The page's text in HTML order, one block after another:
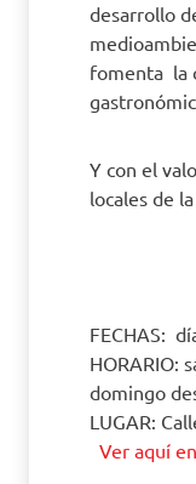
desarrollo
fomenta la
Y con el
locales de
FECHAS:
HORARIO:
domingo
LUGAR:
Ver aquí